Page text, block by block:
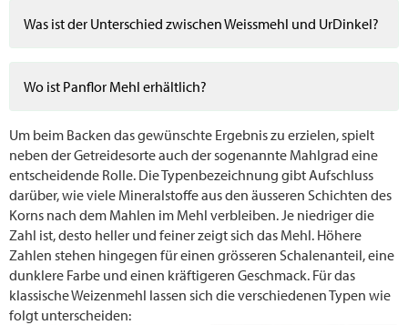
Was ist der Unterschied zwischen Weissmehl und UrDinkel?
Wo ist Panflor Mehl erhältlich?
Um beim Backen das gewünschte Ergebnis zu erzielen, spielt
neben der Getreidesorte auch der sogenannte Mahlgrad eine
entscheidende Rolle. Die Typenbezeichnung gibt Aufschluss
darüber, wie viele Mineralstoffe aus den äusseren Schichten des
Korns nach dem Mahlen im Mehl verbleiben. Je niedriger die
Zahl ist, desto heller und feiner zeigt sich das Mehl. Höhere
Zahlen stehen hingegen für einen grösseren Schalenanteil, eine
dunklere Farbe und einen kräftigeren Geschmack. Für das
klassische Weizenmehl lassen sich die verschiedenen Typen wie
folgt unterscheiden: